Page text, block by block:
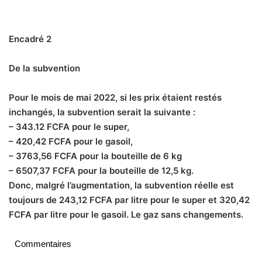
Encadré 2
De la subvention
Pour le mois de mai 2022, si les prix étaient restés
inchangés, la subvention serait la suivante :
– 343.12 FCFA pour le super,
– 420,42 FCFA pour le gasoil,
– 3763,56 FCFA pour la bouteille de 6 kg
– 6507,37 FCFA pour la bouteille de 12,5 kg.
Donc, malgré l’augmentation, la subvention réelle est
toujours de 243,12 FCFA par litre pour le super et 320,42
FCFA par litre pour le gasoil. Le gaz sans changements.
Commentaires